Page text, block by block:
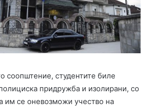
соопштение, студентите биле
придружба и изолирани, со
им се оневозможи учество на